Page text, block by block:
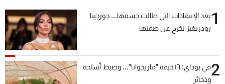
1بعد الإنتقادات التي طالت جسمها... جورجينا
رودريغيز تخرج عن صمتها
2
في بوداي: ١٦ خيمة "ماريجوانا"... وضبط أسلحة
وذخائر